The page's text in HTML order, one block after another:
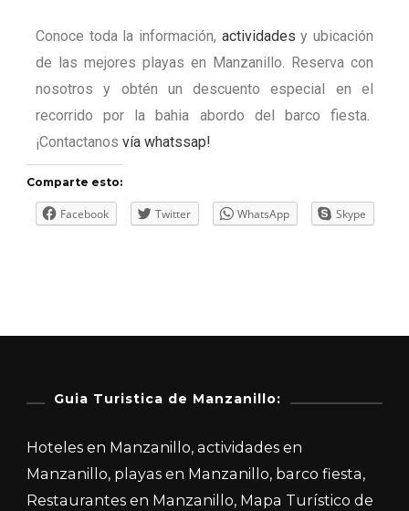
Conoce toda la información, actividades y ubicación
de las mejores playas en Manzanillo. Reserva con
nosotros y obtén un descuento especial en el
recorrido por la bahia abordo del barco fiesta.
¡Contactanos vía whatssap!
Comparte esto:
Facebook Twitter WhatsApp Skype
Guia Turistica de Manzanillo:
Hoteles en Manzanillo, actividades en
Manzanillo, playas en Manzanillo, barco fiesta,
Restaurantes en Manzanillo, Mapa Turístico de